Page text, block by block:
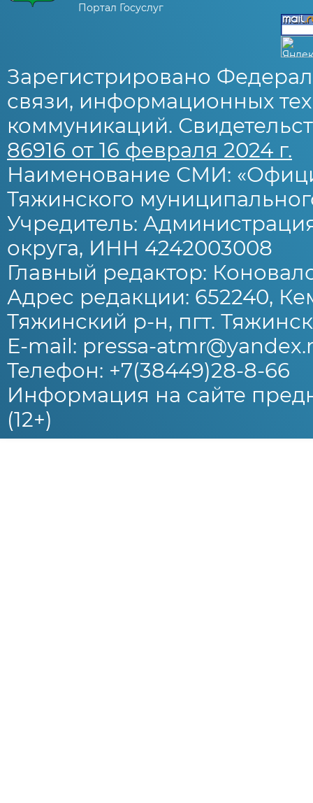
Портал Госуслуг
Зарегистрировано
связи, информационных
коммуникаций.
86916 от 16 февраля 2024 г.
Наименование СМИ:
Тяжинского
Учредитель:
округа, ИНН 4242003008
Главный редактор:
Адрес редакции: 652240,
Тяжинский р-н, пгт.
E-mail: pressa-
Телефон: +7(38449)28-8-66
Информация на сайте
(12+)